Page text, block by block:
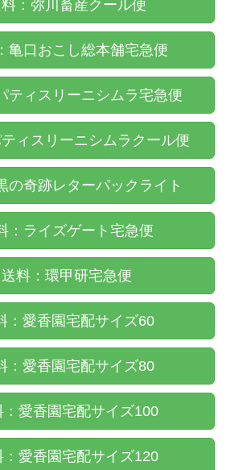
：弥川畜産クール便
亀口おこし総本舗宅急便
ティスリーニシムラ宅急便
ィスリーニシムラクール便
の奇跡レターパックライト
：ライズゲート宅急便
送料：環甲研宅急便
：愛香園宅配サイズ60
：愛香園宅配サイズ80
：愛香園宅配サイズ100
：愛香園宅配サイズ120